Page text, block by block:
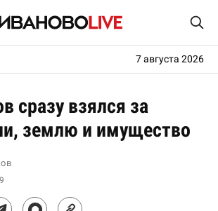
7 августа 2026
сразу взялся за
землю и имущество